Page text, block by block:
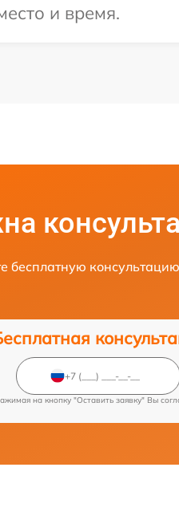
и время.
бесплатную консультацию
на кнопку "Оставить заявку" Вы